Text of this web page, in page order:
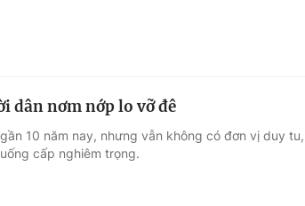
dân nơm nớp lo vỡ đê
10 năm nay, nhưng vẫn không có đơn vị duy tu,
cấp nghiêm trọng.